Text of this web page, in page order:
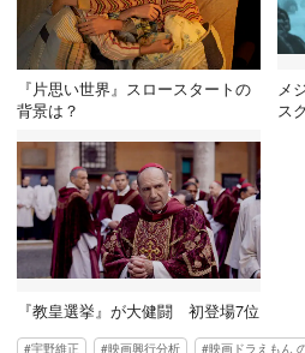
『片思い世界』スロースタートの
背景は？
メ
ス
『教皇選挙』が大健闘 初登場7位
宇野維正 映画興行分析 映画ドラえもん